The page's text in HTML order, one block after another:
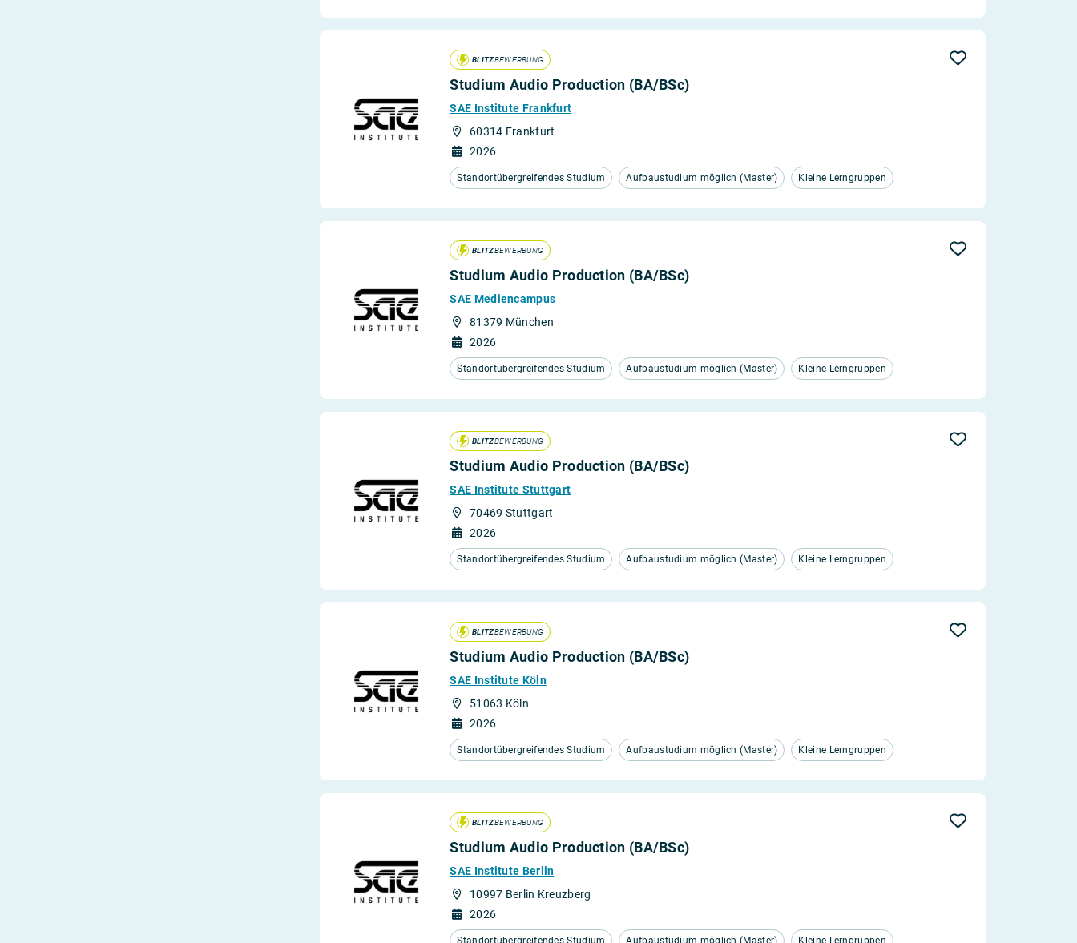
BLITZBEWERBUNG
Studium Audio Production (BA/BSc)
SAE Institute Frankfurt
60314 Frankfurt
2026
Standortübergreifendes Studium Aufbaustudium möglich (Master) Kleine Lerngruppen
BLITZBEWERBUNG
Studium Audio Production (BA/BSc)
SAE Mediencampus
81379 München
2026
Standortübergreifendes Studium Aufbaustudium möglich (Master) Kleine Lerngruppen
BLITZBEWERBUNG
Studium Audio Production (BA/BSc)
SAE Institute Stuttgart
70469 Stuttgart
2026
Standortübergreifendes Studium Aufbaustudium möglich (Master) Kleine Lerngruppen
BLITZBEWERBUNG
Studium Audio Production (BA/BSc)
SAE Institute Köln
51063 Köln
2026
Standortübergreifendes Studium Aufbaustudium möglich (Master) Kleine Lerngruppen
BLITZBEWERBUNG
Studium Audio Production (BA/BSc)
SAE Institute Berlin
10997 Berlin Kreuzberg
2026
Standortübergreifendes Studium Aufbaustudium möglich (Master) Kleine Lerngruppen